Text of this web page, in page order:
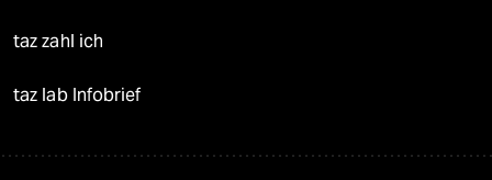
taz zahl ich
taz lab Infobrief